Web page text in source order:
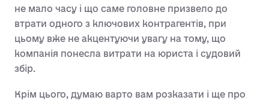
не мало часу і що саме головне призвело до
втрати одного з ключових контрагентів, при
цьому вже не акцентуючи увагу на тому, що
компанія понесла витрати на юриста і судовий
збір.
Крім цього, думаю варто вам розказати і ще про